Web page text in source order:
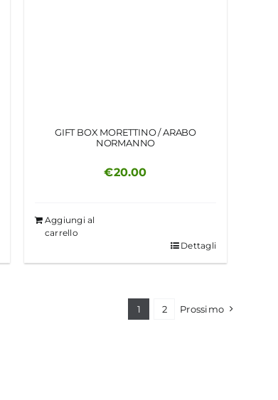
GIFT BOX MORETTINO / ARABO
NORMANNO
€20.00
Aggiungi al
carrello
Dettagli
1 2 Prossimo